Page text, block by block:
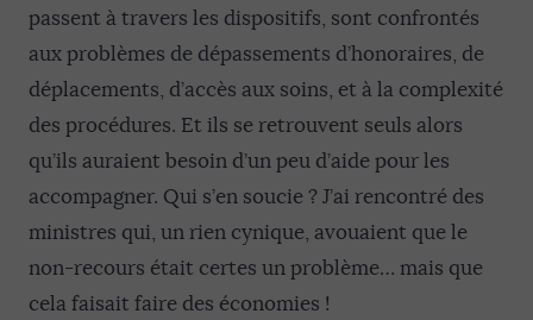
passent à travers les dispositifs, sont confrontés
aux problèmes de dépassements d’honoraires, de
déplacements, d’accès aux soins, et à la complexité
des procédures. Et ils se retrouvent seuls alors
qu’ils auraient besoin d’un peu d’aide pour les
accompagner. Qui s’en soucie ? J’ai rencontré des
ministres qui, un rien cynique, avouaient que le
non-recours était certes un problème… mais que
cela faisait faire des économies !